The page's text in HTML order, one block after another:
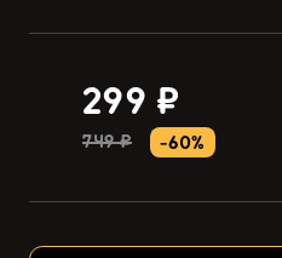
299 ₽
749 ₽ -60%